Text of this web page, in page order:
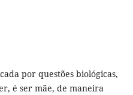
por questões biológicas,
é ser mãe, de maneira